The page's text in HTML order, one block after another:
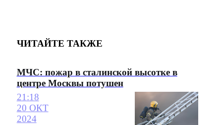
ЧИТАЙТЕ ТАКЖЕ
МЧС: пожар в сталинской высотке в
центре Москвы потушен
21:18
20 ОКТ
2024